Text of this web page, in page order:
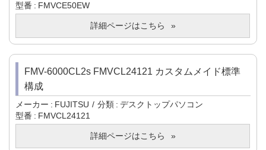
型番
FMVCE50EW
詳細ページはこちら
FMV-6000CL2s FMVCL24121 カスタムメイド標準
構成
メーカー FUJITSU 分類
デスクトップパソコン
型番
FMVCL24121
詳細ページはこちら